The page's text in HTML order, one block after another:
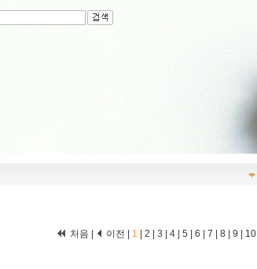
처음 | 이전 | 1 2 3 4 5 6 7 8 9 10